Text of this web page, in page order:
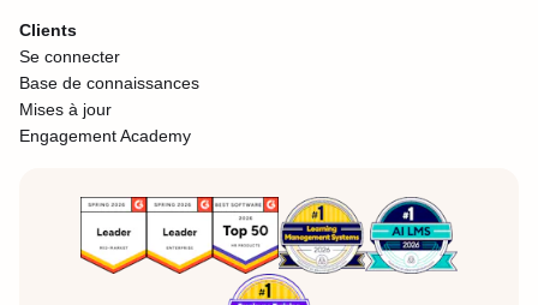
Clients
Se connecter
Base de connaissances
Mises à jour
Engagement Academy